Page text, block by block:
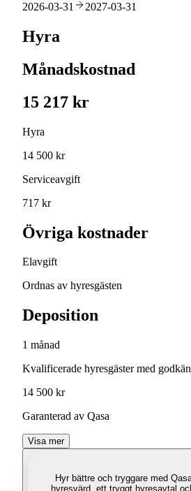
2026-03-31 2027-03-31
Hyra
Månadskostnad
15 217 kr
Hyra
14 500 kr
Serviceavgift
717 kr
Övriga kostnader
Elavgift
Ordnas av hyresgästen
Deposition
1 månad
Kvalificerade hyresgäster med
14 500 kr
Garanterad av Qasa
Visa mer
Hyr bättre och tryggare med
hyresvärd, ett tryggt hyresavtal